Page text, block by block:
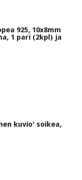
925, 10x8mm
1 pari (2kpl) ja
kuvio' soikea,